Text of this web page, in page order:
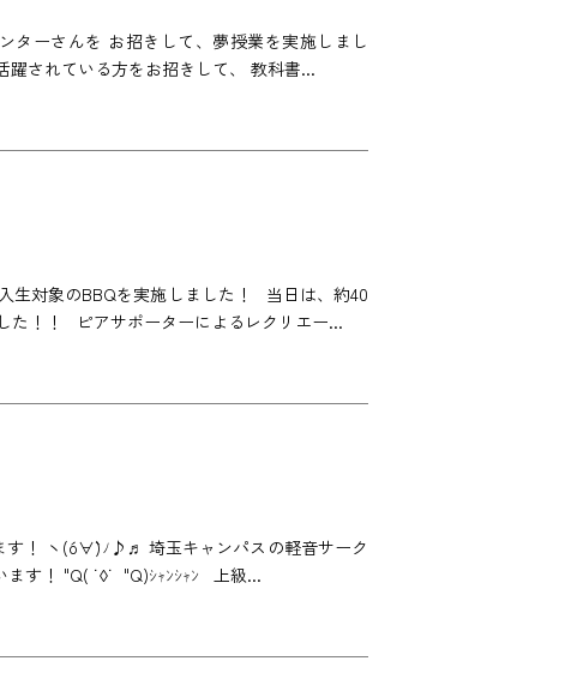
ーさんを お招きして、夢授業を実施しまし
躍されている方をお招きして、 教科書...
対象のBBQを実施しました！ 当日は、約40
た！！ ピアサポーターによるレクリエー...
！ ヽ(o´∀`)ﾉ♪♬ 埼玉キャンパスの軽音サーク
ます！ "Q( ˙◊˙ "Q)ｼｬﾝｼｬﾝ 上級...